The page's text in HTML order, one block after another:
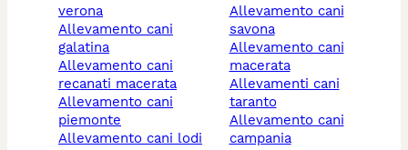
verona
allevamento cani
galatina
allevamento cani
recanati macerata
allevamento cani
piemonte
allevamento cani lodi
allevamento cani
savona
allevamento cani
macerata
allevamenti cani
taranto
allevamento cani
campania